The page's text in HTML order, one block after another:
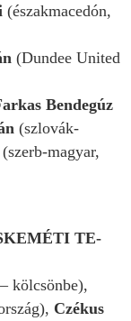
(északmacedón,
(Dundee United
Bendegúz
(szlovák-
(szerb-magyar,
TE-
kölcsönbe),
Czékus